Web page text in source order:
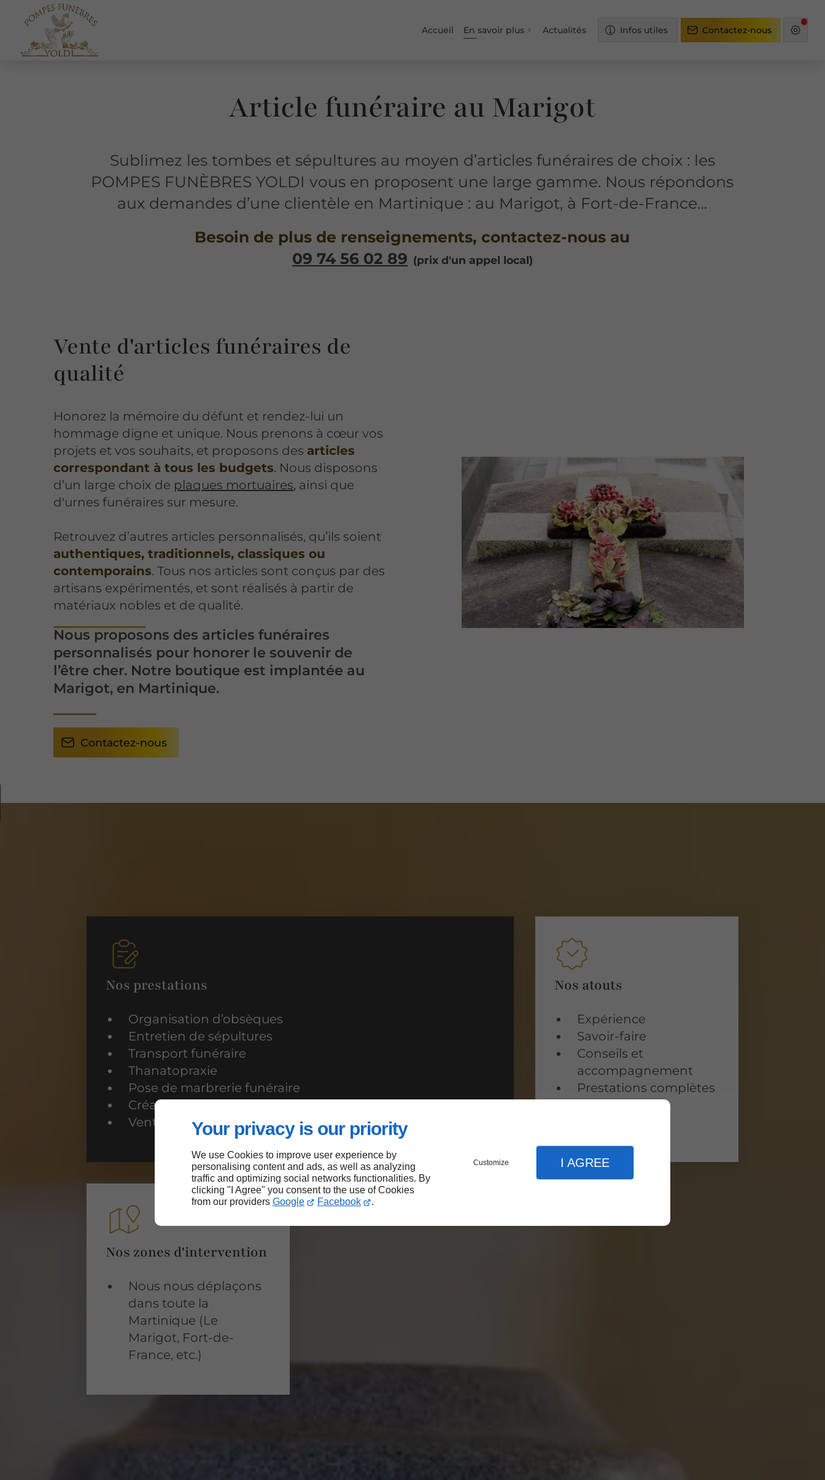
Your privacy is our priority
We use Cookies to improve user experience by
personalising content and ads, as well as analyzing
traffic and optimizing social networks functionalities. By
clicking "I Agree" you consent to the use of Cookies
from our providers Google Facebook .
Customize I AGREE
Accueil En savoir plus Actualités Infos utiles Contactez-nous
Article funéraire au Marigot
Sublimez les tombes et sépultures au moyen d’articles funéraires de choix : les
POMPES FUNÈBRES YOLDI vous en proposent une large gamme. Nous répondons
aux demandes d’une clientèle en Martinique : au Marigot, à Fort-de-France…
Besoin de plus de renseignements, contactez-nous au
09 74 56 02 89
Vente d'articles funéraires de
qualité
Honorez la mémoire du défunt et rendez-lui un
hommage digne et unique. Nous prenons à cœur vos
projets et vos souhaits, et proposons des articles
correspondant à tous les budgets. Nous disposons
d’un large choix de plaques mortuaires, ainsi que
d'urnes funéraires sur mesure.
Retrouvez d’autres articles personnalisés, qu’ils soient
authentiques, traditionnels, classiques ou
contemporains. Tous nos articles sont conçus par des
artisans expérimentés, et sont réalisés à partir de
matériaux nobles et de qualité.
Nous proposons des articles funéraires
personnalisés pour honorer le souvenir de
l’être cher. Notre boutique est implantée au
Marigot, en Martinique.
Contactez-nous
Nos prestations
Organisation d’obsèques
Entretien de sépultures
Transport funéraire
Thanatopraxie
Pose de marbrerie funéraire
Création de plaque funéraire avec gravure personnalisée
Vente d’articles funéraires
Nos atouts
Expérience
Savoir-faire
Conseils et
accompagnement
Prestations complètes
Nos zones d'intervention
Nous nous déplaçons
dans toute la
Martinique (Le
Marigot, Fort-de-
France, etc.)